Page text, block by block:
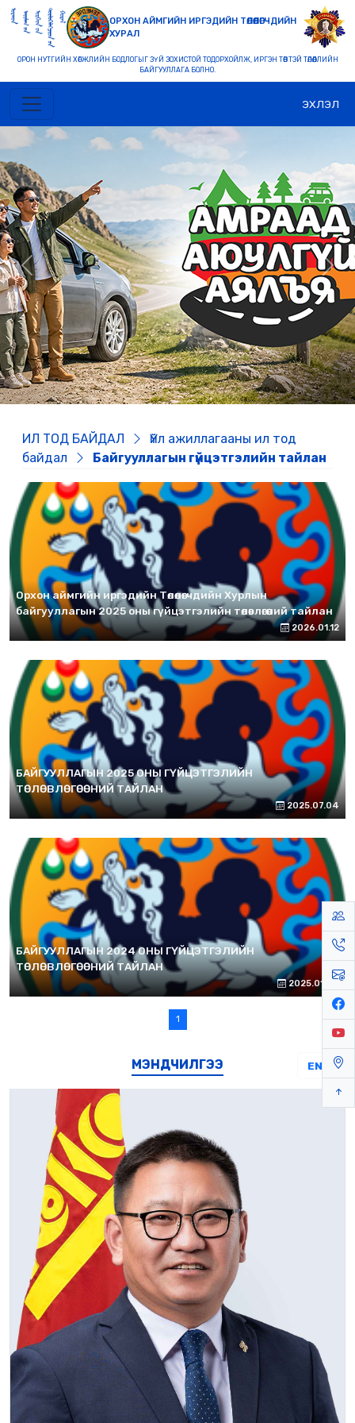
ОРХОН АЙМГИЙН ИРГЭДИЙН ТӨЛӨӨЛӨГЧДИЙН
ХУРАЛ
ОРОН НУТГИЙН ХӨГЖЛИЙН БОДЛОГЫГ ЗҮЙ ЗОХИСТОЙ ТОДОРХОЙЛЖ, ИРГЭН ТӨВТЭЙ ТӨЛӨӨЛЛИЙН
БАЙГУУЛЛАГА БОЛНО.
ЭХЛЭЛ
Previous Next
ИЛ ТОД БАЙДАЛ
Үйл ажиллагааны ил тод
байдал
Байгууллагын гүйцэтгэлийн тайлан
Орхон аймгийн иргэдийн Төлөөлөгчдийн Хурлын
байгууллагын 2025 оны гүйцэтгэлийн төлөвлөгөөний тайлан
2026.01.12
БАЙГУУЛЛАГЫН 2025 ОНЫ ГҮЙЦЭТГЭЛИЙН
ТӨЛӨВЛӨГӨӨНИЙ ТАЙЛАН
2025.07.04
БАЙГУУЛЛАГЫН 2024 ОНЫ ГҮЙЦЭТГЭЛИЙН
ТӨЛӨВЛӨГӨӨНИЙ ТАЙЛАН
2025.01.09
1
МЭНДЧИЛГЭЭ EN